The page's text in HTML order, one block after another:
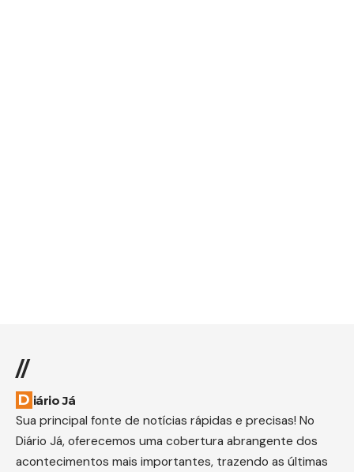
//
Diário Já
Sua principal fonte de notícias rápidas e precisas! No
Diário Já, oferecemos uma cobertura abrangente dos
acontecimentos mais importantes, trazendo as últimas